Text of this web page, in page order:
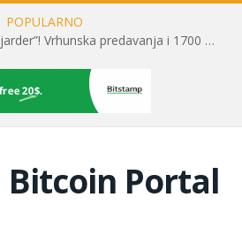
POPULARNO
Toni Milun postao “milijarder”! Vrhunska predavanja i 1700 posjetitelja obilježili su mjesec financijske pismenosti
Portal